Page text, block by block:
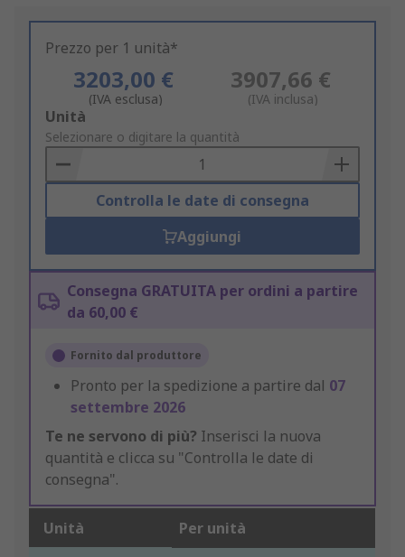
Prezzo per 1 unità*
3203,00 €
(IVA esclusa)
3907,66 €
(IVA inclusa)
Add
to
Basket
Unità
Selezionare o digitare la quantità
Controlla le date di consegna
Aggiungi
Consegna GRATUITA per ordini a partire
da 60,00 €
Fornito dal produttore
Pronto per la spedizione a partire dal 07
settembre 2026
Te ne servono di più? Inserisci la nuova
quantità e clicca su "Controlla le date di
consegna".
Unità Per unità